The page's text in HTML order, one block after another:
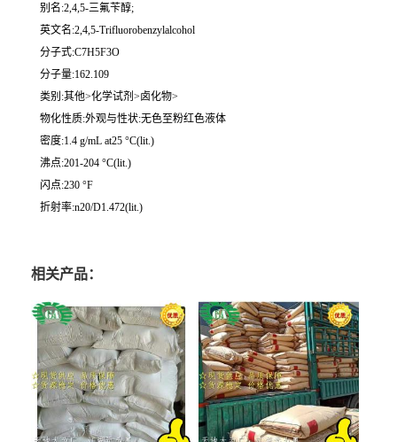
别名:2,4,5-三氟苄醇;
英文名:2,4,5-Trifluorobenzylalcohol
分子式:C7H5F3O
分子量:162.109
类别:其他>化学试剂>卤化物>
物化性质:外观与性状:无色至粉红色液体
密度:1.4 g/mL at25 °C(lit.)
沸点:201-204 °C(lit.)
闪点:230 °F
折射率:n20/D1.472(lit.)
相关产品：